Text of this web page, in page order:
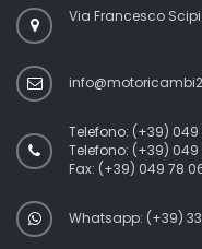
Via Francesco
Telefono: (+39) 049
Telefono: (+39) 049
Fax: (+39) 049 78
Whatsapp: (+39)